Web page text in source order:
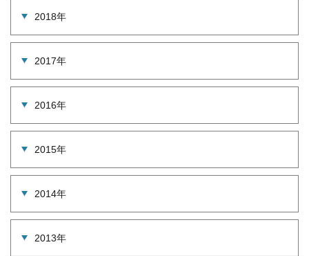
2018年
2017年
2016年
2015年
2014年
2013年